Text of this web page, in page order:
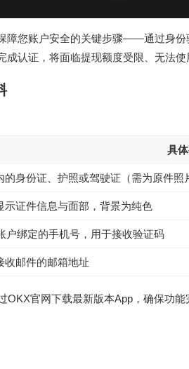
障您账户安全的关键步骤——通过身
认证，将面临提现额度受限、无法使
具
的身份证、护照或驾驶证（需为原件照
示证件信息与面部，背景为纯色
户绑定的手机号，用于接收验证码
收邮件的邮箱地址
OKX官网下载最新版本App，确保功